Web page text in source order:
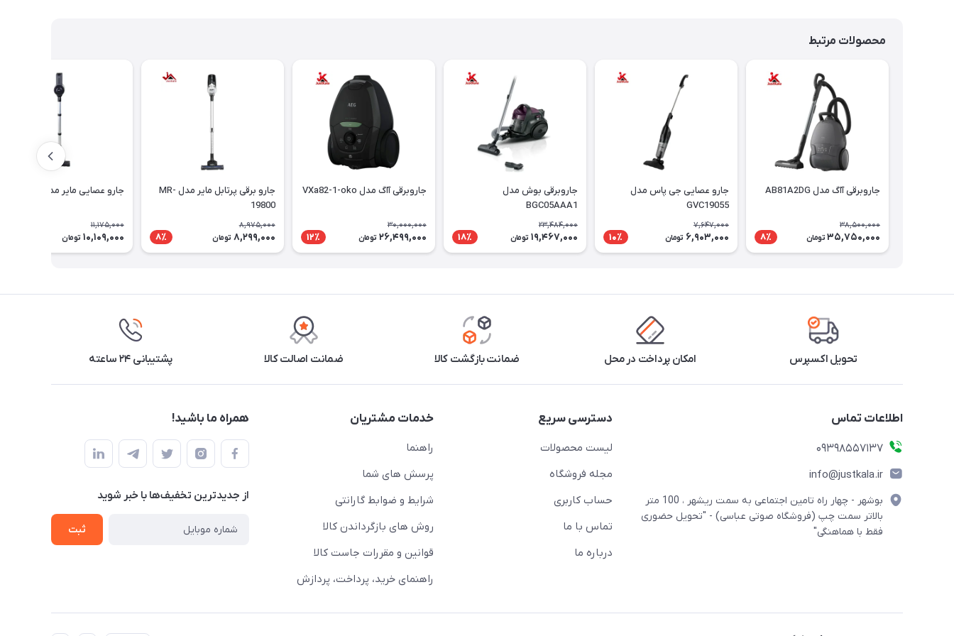
محصولات مرتبط
جاروبرقی آاگ مدل AB81A2DG
38,500,000
35,750,000 تومان 8٪
جارو عصایی جی پاس مدل
GVC19055
7,647,000
6,903,000 تومان 10٪
جاروبرقی بوش مدل
BGC05AAA1
23,484,000
19,467,000 تومان 18٪
جاروبرقی آاگ مدل VXa82-1-oko
30,000,000
26,499,000 تومان 12٪
جارو برقی پرتابل ماير مدل MR-
19800
8,975,000
8,299,000 تومان 8٪
جارو عصایی مایر مدل MR-19700
11,175,000
10,109,000 تومان
تحویل اکسپرس امکان پرداخت در محل ضمانت بازگشت کالا ضمانت اصالت کالا پشتیبانی ۲۴ ساعته
اطلاعات تماس
09398557137
info@justkala.ir
بوشهر - چهار راه تامین اجتماعی به سمت ریشهر ، 100 متر
بالاتر سمت چپ (فروشگاه صوتی عباسی) - "تحویل حضوری
فقط با هماهنگی"
دسترسی سریع
لیست محصولات
مجله فروشگاه
حساب کاربری
تماس با ما
درباره ما
خدمات مشتریان
راهنما
پرسش های شما
شرایط و ضوابط گارانتی
روش های بازگرداندن کالا
قوانین و مقررات جاست کالا
راهنمای خرید، پرداخت، پردازش
همراه ما باشید!
از جدید‌ترین تخفیف‌ها با‌ خبر شوید
ثبت